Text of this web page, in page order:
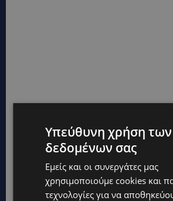
Υπεύθυνη χρήση των
δεδομένων σας
Εμείς και οι συνεργάτες μας
χρησιμοποιούμε cookies και
τεχνολογίες για να